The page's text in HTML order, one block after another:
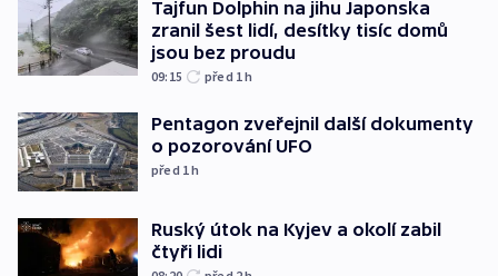
Tajfun Dolphin na jihu Japonska
zranil šest lidí, desítky tisíc domů
jsou bez proudu
09:15 před 1h
Pentagon zveřejnil další dokumenty
o pozorování UFO
před 1h
Ruský útok na Kyjev a okolí zabil
čtyři lidi